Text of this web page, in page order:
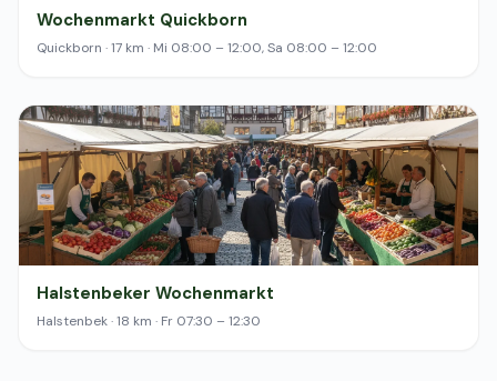
Wochenmarkt Quickborn
Quickborn · 17 km · Mi 08:00 – 12:00, Sa 08:00 – 12:00
Halstenbeker Wochenmarkt
Halstenbek · 18 km · Fr 07:30 – 12:30